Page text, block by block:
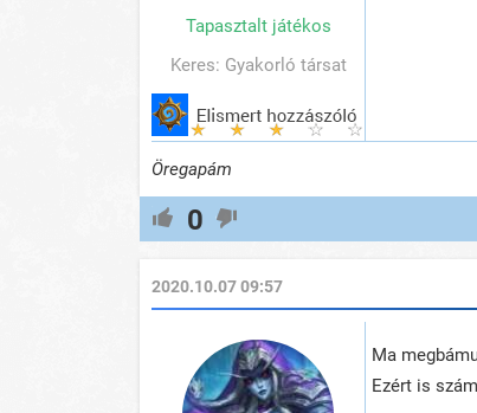
Tapasztalt játékos
Keres: Gyakorló társat
Öregapám
0
2020.10.07 09:57
Ma
Ezért is